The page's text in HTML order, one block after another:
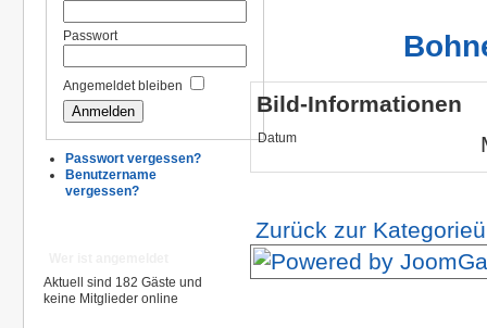
Passwort
Angemeldet bleiben
Passwort vergessen?
Benutzername
vergessen?
Aktuell sind 182 Gäste und
keine Mitglieder online
Bild-Informationen
Datum
Zurück zur